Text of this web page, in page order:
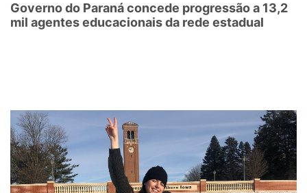
Governo do Paraná concede progressão a 13,2
mil agentes educacionais da rede estadual